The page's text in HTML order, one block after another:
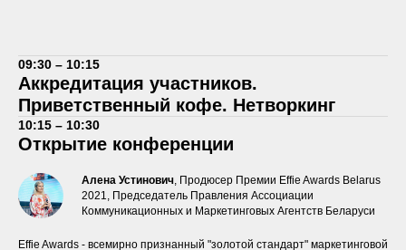
09:30 – 10:15
Аккредитация участников.
Приветственный кофе. Нетворкинг
10:15 – 10:30
Открытие конференции
Алена Устинович , Продюсер Премии Effie Awards Belarus
2021, Председатель Правления Ассоциации
Коммуникационных и Маркетинговых Агентств Беларуси
Effie Awards - всемирно признанный "золотой стандарт" маркетинговой